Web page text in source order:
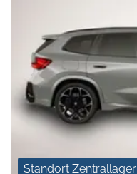
Standort Zentrallager